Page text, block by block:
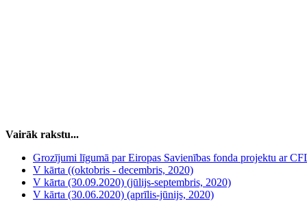
Vairāk rakstu...
Grozījumi līgumā par Eiropas Savienības fonda projektu ar
V kārta ((oktobris - decembris, 2020)
V kārta (30.09.2020) (jūlijs-septembris, 2020)
V kārta (30.06.2020) (aprīlis-jūnijs, 2020)